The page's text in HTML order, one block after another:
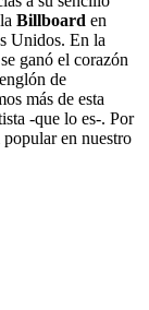
Billboard en
Unidos. En la
ganó el corazón
de
más de esta
-que lo es-. Por
en nuestro